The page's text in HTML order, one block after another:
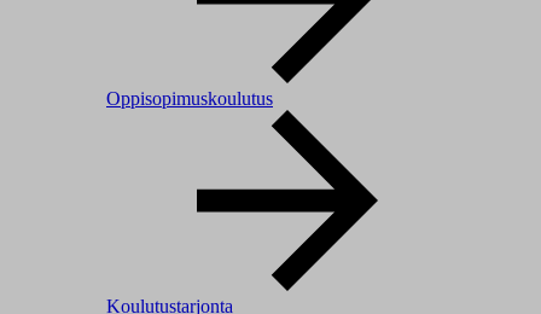
Oppisopimuskoulutus
Koulutustarjonta